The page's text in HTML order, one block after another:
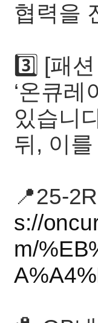
협력을
3️⃣ [패
‘온큐
있습니
뒤, 이
📍25-
s://
m/